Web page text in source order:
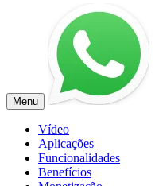
Menu
Vídeo
Aplicações
Funcionalidades
Benefícios